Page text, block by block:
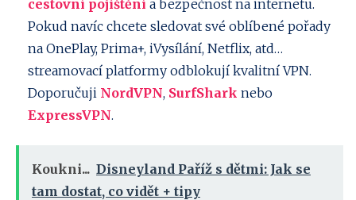
cestovní pojištění a bezpečnost na internetu.
Pokud navíc chcete sledovat své oblíbené pořady
na OnePlay, Prima+, iVysílání, Netflix, atd…
streamovací platformy odblokují kvalitní VPN.
Doporučuji NordVPN, SurfShark nebo
ExpressVPN.
Koukni... Disneyland Paříž s dětmi: Jak se
tam dostat, co vidět + tipy